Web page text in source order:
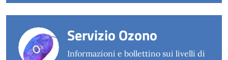
Servizio Ozono
Informazioni e bollettino sui livelli di